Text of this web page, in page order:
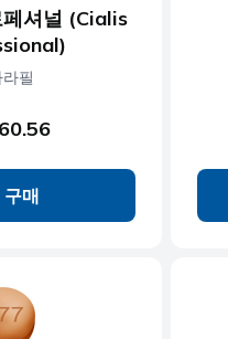
셔널 (Cialis
라필
구매